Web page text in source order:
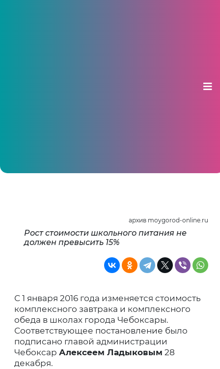
архив moygorod-online.ru
Рост стоимости школьного питания не
должен превысить 15%
С 1 января 2016 года изменяется стоимость
комплексного завтрака и комплексного
обеда в школах города Чебоксары.
Соответствующее постановление было
подписано главой администрации
Чебоксар Алексеем Ладыковым 28
декабря.